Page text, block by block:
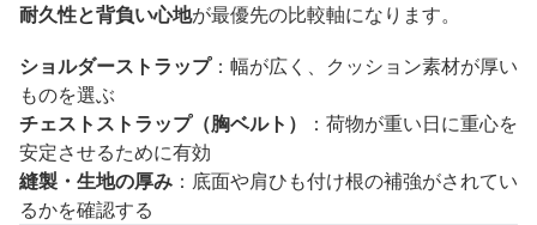
耐久性と背負い心地が最優先の比較軸になります。
ショルダーストラップ：幅が広く、クッション素材が厚い
ものを選ぶ
チェストストラップ（胸ベルト）
：荷物が重い日に重心を
安定させるために有効
縫製・生地の厚み ：底面や肩ひも付け根の補強がされてい
るかを確認する